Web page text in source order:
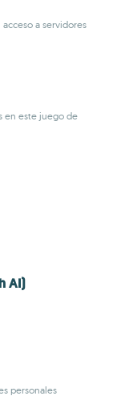
a servidores
en este juego de
AI)
personales